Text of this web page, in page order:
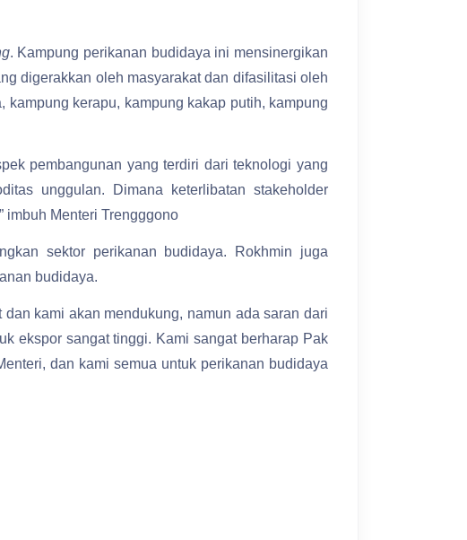
. Kampung perikanan budidaya ini mensinergikan
digerakkan oleh masyarakat dan difasilitasi oleh
kerapu, kampung kakap putih, kampung
pembangunan yang terdiri dari teknologi yang
unggulan. Dimana keterlibatan stakeholder
imbuh Menteri Trengggono
sektor perikanan budidaya. Rokhmin juga
budidaya.
kami akan mendukung, namun ada saran dari
ekspor sangat tinggi. Kami sangat berharap Pak
dan kami semua untuk perikanan budidaya